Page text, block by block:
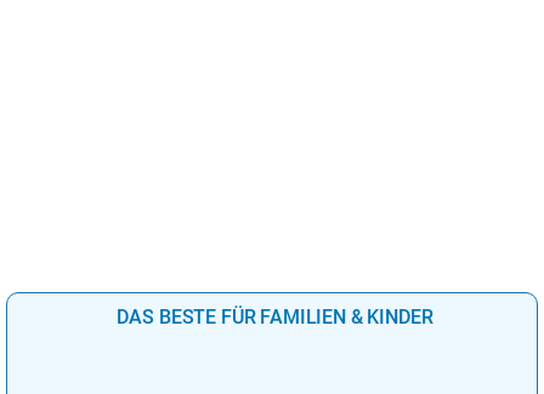
DAS BESTE FÜR FAMILIEN & KINDER